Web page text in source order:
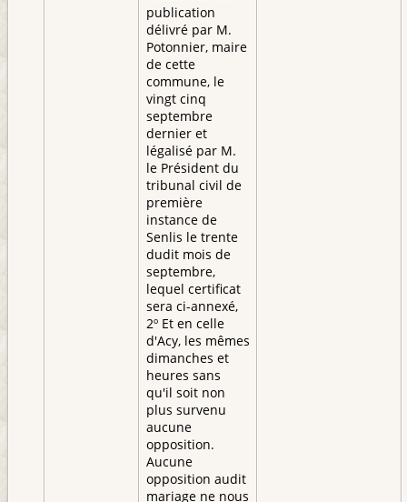
publication
délivré par M.
Potonnier, maire
de cette
commune, le
vingt cinq
septembre
dernier et
légalisé par M.
le Président du
tribunal civil de
première
instance de
Senlis le trente
dudit mois de
septembre,
lequel certificat
sera ci-annexé,
2º Et en celle
d'Acy, les mêmes
dimanches et
heures sans
qu'il soit non
plus survenu
aucune
opposition.
Aucune
opposition audit
mariage ne nous